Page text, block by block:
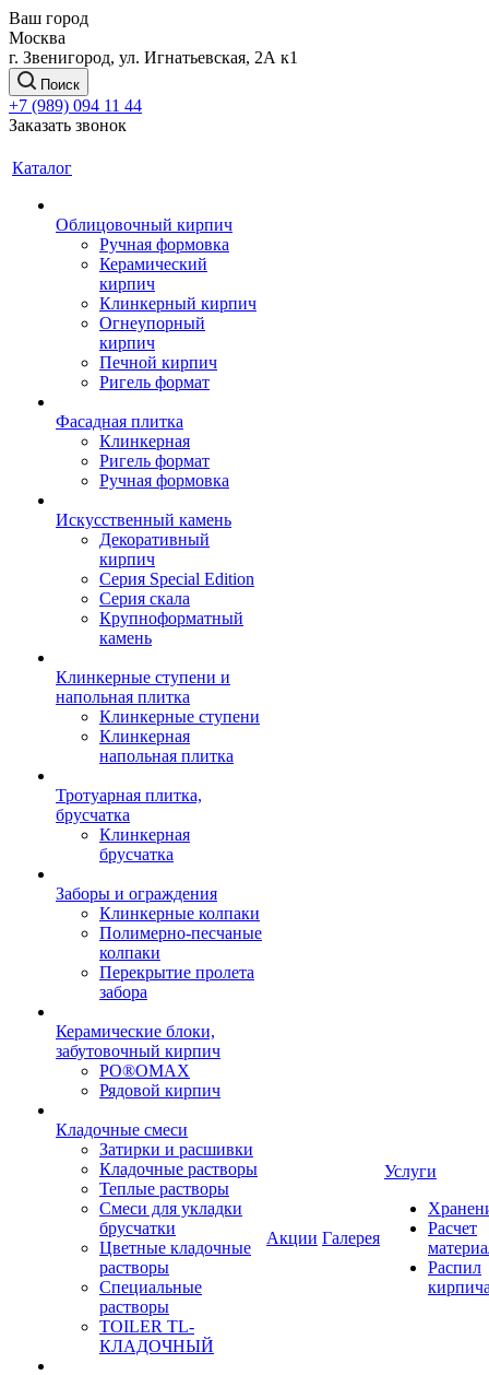
Ваш город
Москва
г. Звенигород, ул. Игнатьевская, 2А к1
Поиск
+7 (989) 094 11 44
Заказать звонок
Каталог
Облицовочный кирпич
Ручная формовка
Керамический
кирпич
Клинкерный кирпич
Огнеупорный
кирпич
Печной кирпич
Ригель формат
Фасадная плитка
Клинкерная
Ригель формат
Ручная формовка
Искусственный камень
Декоративный
кирпич
Серия Special Edition
Серия скала
Крупноформатный
камень
Клинкерные ступени и
напольная плитка
Клинкерные ступени
Клинкерная
напольная плитка
Тротуарная плитка,
брусчатка
Клинкерная
брусчатка
Заборы и ограждения
Клинкерные колпаки
Полимерно-песчаные
колпаки
Перекрытие пролета
забора
Керамические блоки,
забутовочный кирпич
PO®OMAX
Рядовой кирпич
Кладочные смеси
Затирки и расшивки
Кладочные растворы
Теплые растворы
Смеси для укладки
брусчатки
Цветные кладочные
растворы
Специальные
растворы
TOILER TL-
КЛАДОЧНЫЙ
Акции Галерея
Услуги
Расчет
Распил